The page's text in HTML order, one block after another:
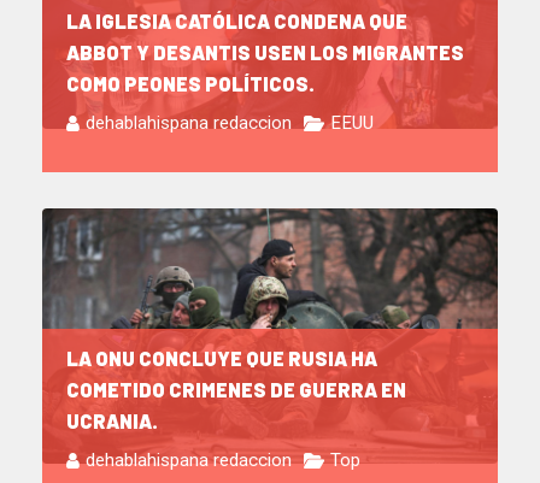
LA IGLESIA CATÓLICA CONDENA QUE
ABBOT Y DESANTIS USEN LOS MIGRANTES
COMO PEONES POLÍTICOS.
dehablahispana redaccion EEUU
LA ONU CONCLUYE QUE RUSIA HA
COMETIDO CRIMENES DE GUERRA EN
UCRANIA.
dehablahispana redaccion Top